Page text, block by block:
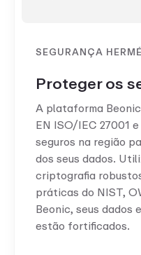
SEGURANÇA
Proteger os
A plataforma
EN ISO/IEC 27001
seguros na região
dos seus dados.
criptografia
práticas do NIST,
Beonic, seus dados
estão fortificados.